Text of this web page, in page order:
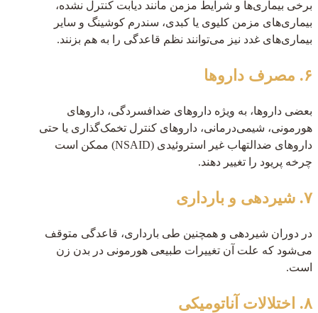
برخی بیماری‌ها و شرایط مزمن مانند دیابت کنترل نشده،
بیماری‌های مزمن کلیوی یا کبدی، سندرم کوشینگ و سایر
بیماری‌های غدد نیز می‌توانند نظم قاعدگی را به هم بزنند.
۶. مصرف داروها
بعضی داروها، به ویژه داروهای ضدافسردگی، داروهای
هورمونی، شیمی‌درمانی، داروهای کنترل تخمک‌گذاری یا حتی
داروهای ضدالتهاب غیر استروئیدی (NSAID) ممکن است
چرخه پریود را تغییر دهند.
۷. شیردهی و بارداری
در دوران شیردهی و همچنین طی بارداری، قاعدگی متوقف
می‌شود که علت آن تغییرات طبیعی هورمونی در بدن زن
است.
۸. اختلالات آناتومیکی